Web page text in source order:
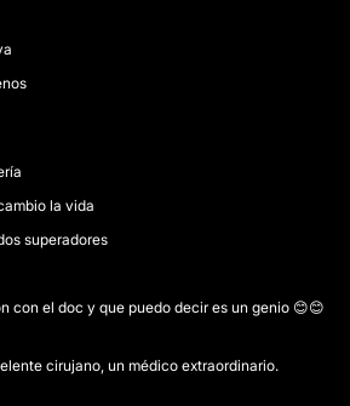
la vida
superadores
con el doc y que puedo decir es un genio 😊😊
cirujano, un médico extraordinario.